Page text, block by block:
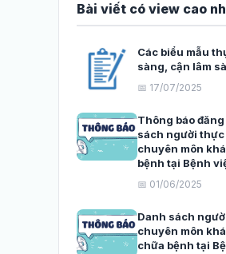
Bài viết có view cao
Các biểu mẫu
sàng, cận lâm
📅 17/07/2025
Thông báo
sách người thực
chuyên môn
bệnh tại Bệnh
📅 01/06/2025
Danh sách
chuyên môn
chữa bệnh tại